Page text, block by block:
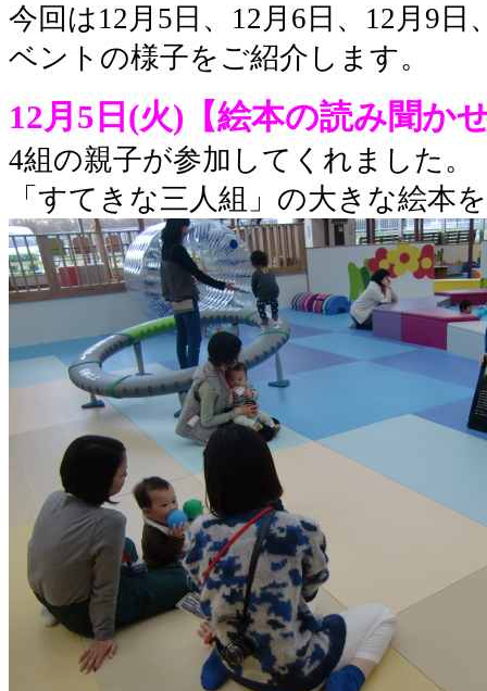
今回は12月5日、12月6日、12月9
ベントの様子をご紹介します。
12月5日(火)【絵本の読み聞か
4組の親子が参加してくれました。
「すてきな三人組」の大きな絵本